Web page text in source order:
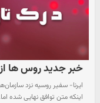
خبر جدید روس ها
ایرنا- سفیر روسیه نزد
اینکه متن توافق نهایی شده